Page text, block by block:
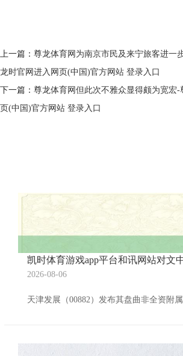
上一篇： 尊龙体育网为南京市民及来宁旅客进一
龙时官网进入网页(中国)官方网站 登录入口
下一篇： 尊龙体育网但此次不雅众显得颇为宽宏-
页(中国)官方网站 登录入口
2026-08-06